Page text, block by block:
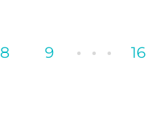
8 9 16